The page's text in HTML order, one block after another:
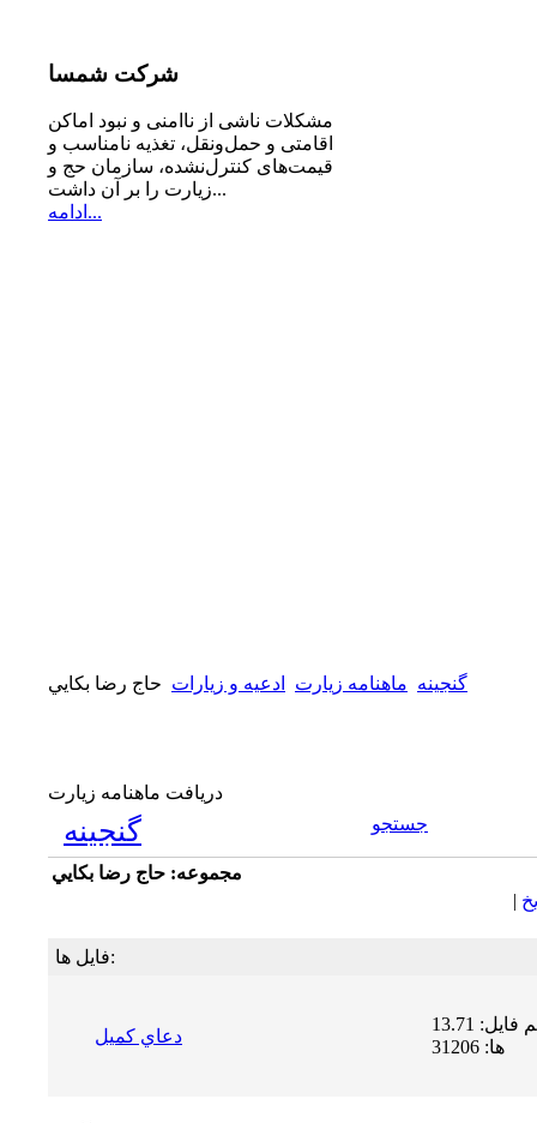
شرکت شمسا
مشكلات ناشی از ناامنی و نبود اماكن
اقامتی و حمل‌ونقل، تغذیه‌ نامناسب و
قیمت‌های كنترل‌نشده، سازمان حج و
زیارت را بر آن داشت...
ادامه...
گنجینه ماهنامه زیارت ادعیه و زیارات حاج رضا بكايي
دریافت ماهنامه زیارت
گنجینه جستجو
مجموعه: حاج رضا بكايي
|
فایل ها:
دعاي كميل
حجم فایل: 13.71 MB | دریافت
ها: 31206